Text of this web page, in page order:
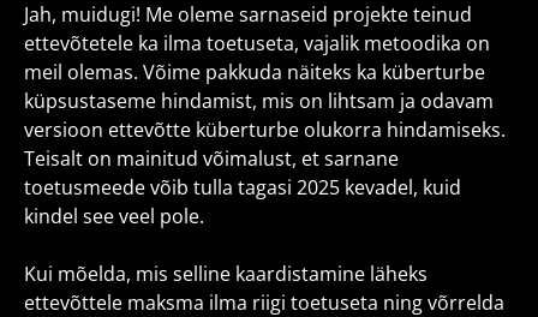
Jah, muidugi! Me oleme sarnaseid projekte teinud
ettevõtetele ka ilma toetuseta, vajalik metoodika on
meil olemas. Võime pakkuda näiteks ka küberturbe
küpsustaseme hindamist, mis on lihtsam ja odavam
versioon ettevõtte küberturbe olukorra hindamiseks.
Teisalt on mainitud võimalust, et sarnane
toetusmeede võib tulla tagasi 2025 kevadel, kuid
kindel see veel pole.
Kui mõelda, mis selline kaardistamine läheks
ettevõttele maksma ilma riigi toetuseta ning võrrelda